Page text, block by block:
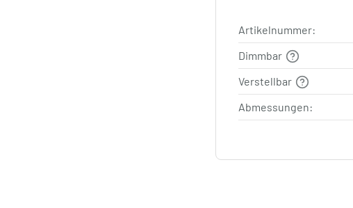
Artikelnummer:
Dimmbar
Verstellbar
Abmessungen: